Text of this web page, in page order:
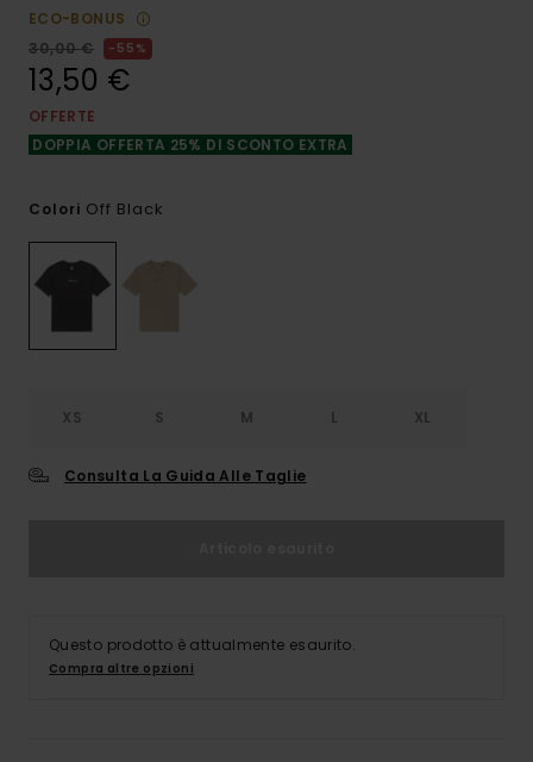
ECO-BONUS
30,00 €
55%
13,50 €
OFFERTE
DOPPIA OFFERTA 25% DI SCONTO EXTRA
Colori Off Black
XS S M L XL
Consulta La Guida Alle Taglie
Questo prodotto è attualmente esaurito.
Compra altre opzioni